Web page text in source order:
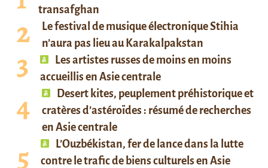
transafghan
Le festival de musique électronique Stihia
n’aura pas lieu au Karakalpakstan
Les artistes russes de moins en moins
accueillis en Asie centrale
Desert kites, peuplement préhistorique et
cratères d’astéroïdes : résumé de recherches
en Asie centrale
L’Ouzbékistan, fer de lance dans la lutte
contre le trafic de biens culturels en Asie